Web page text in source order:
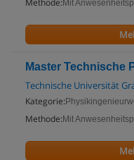
Methode: Mit
Master Technische
Technische Universität
Kategorie:
Methode: Mit